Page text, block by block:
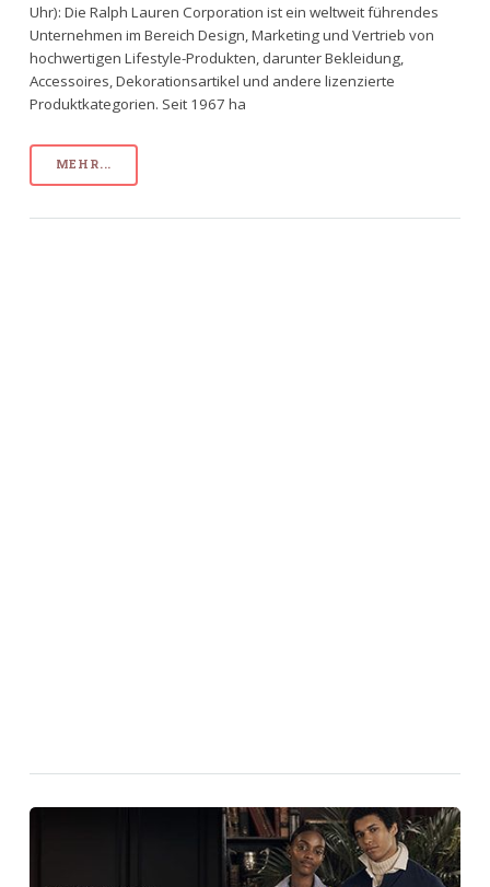
Uhr): Die Ralph Lauren Corporation ist ein weltweit führendes
Unternehmen im Bereich Design, Marketing und Vertrieb von
hochwertigen Lifestyle-Produkten, darunter Bekleidung,
Accessoires, Dekorationsartikel und andere lizenzierte
Produktkategorien. Seit 1967 ha
MEHR...